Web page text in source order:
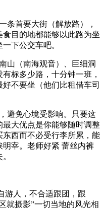
条首要大街（解放路），
目的地都能够以此路为坐
下公交车吧。
山（南海观音）、巨细洞
标多少路，十分钟一班，
不要坐（他们比租借车司
避免心境受影响。只要这
大优点是你能够随时调整
西而不必受行李所累，能
宰。老师好紧 蕾丝内裤
游人，不合适跟团，跟
就摄影”一切当地的风光相